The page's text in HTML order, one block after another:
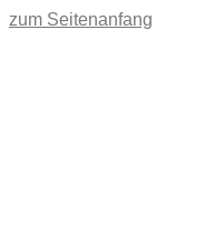
zum Seitenanfang